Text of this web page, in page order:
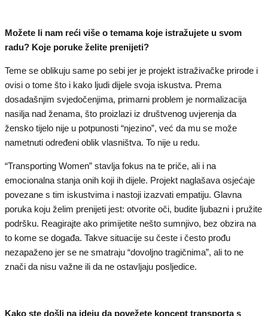
Možete li nam reći više o temama koje istražujete u svom
radu? Koje poruke želite prenijeti?
Teme se oblikuju same po sebi jer je projekt istraživačke prirode i
ovisi o tome što i kako ljudi dijele svoja iskustva. Prema
dosadašnjim svjedočenjima, primarni problem je normalizacija
nasilja nad ženama, što proizlazi iz društvenog uvjerenja da
žensko tijelo nije u potpunosti “njezino”, već da mu se može
nametnuti određeni oblik vlasništva. To nije u redu.
“Transporting Women” stavlja fokus na te priče, ali i na
emocionalna stanja onih koji ih dijele. Projekt naglašava osjećaje
povezane s tim iskustvima i nastoji izazvati empatiju. Glavna
poruka koju želim prenijeti jest: otvorite oči, budite ljubazni i pružite
podršku. Reagirajte ako primijetite nešto sumnjivo, bez obzira na
to kome se događa. Takve situacije su česte i često prođu
nezapaženo jer se ne smatraju “dovoljno tragičnima”, ali to ne
znači da nisu važne ili da ne ostavljaju posljedice.
Kako ste došli na ideju da povežete koncept transporta s